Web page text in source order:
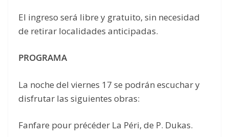
El ingreso será libre y gratuito, sin necesidad
de retirar localidades anticipadas.
PROGRAMA
La noche del viernes 17 se podrán escuchar y
disfrutar las siguientes obras:
Fanfare pour précéder La Péri, de P. Dukas.